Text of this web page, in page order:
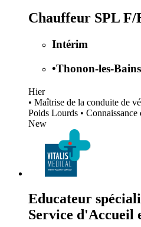
Chauffeur SPL F/
Intérim
•Thonon-les-
Hier
• Maîtrise de la conduite de
Poids Lourds • Connaissance
New
Educateur
Service d'Accueil